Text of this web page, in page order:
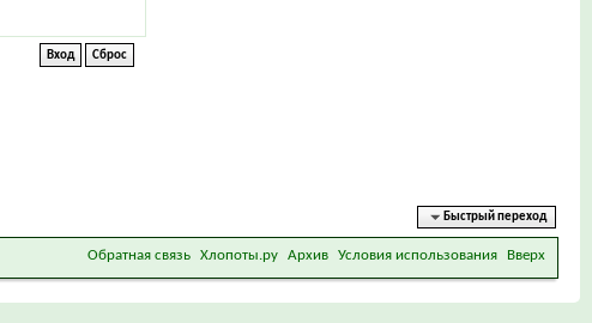
Быстрый переход
Обратная связь Хлопоты.ру Архив Условия использования Вверх